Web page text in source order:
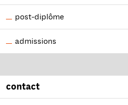
post-diplôme
admissions
contact